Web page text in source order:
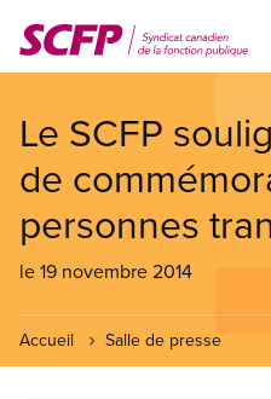
au
contenu
Le SCFP
de
personnes
le 19 novembre 2014
Accueil Salle de presse